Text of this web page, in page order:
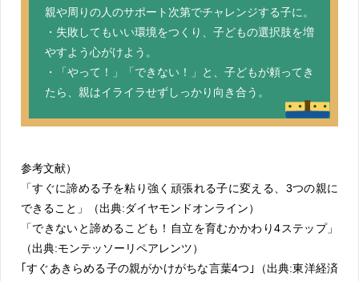
親や周りの人のサポート次第でチャレンジする子に。
・失敗してもいい環境をつくり、子どもの選択肢を増
やすよう心がけよう。
・「やって！」「できない！」と、子どもが頼ってき
たら、親はイライラせずしっかり向き合う。
参考文献）
「すぐに諦める子を粘り強く頑張れる子に変える、3つの親に
できること」（出典:ダイヤモンドオンライン）
「できないと諦めるこども！自立を育むかかわり4ステップ」
（出典:モンテッソーリペアレンツ）
｢すぐあきらめる子の親がかけがちな言葉4つ｣（出典:東洋経済